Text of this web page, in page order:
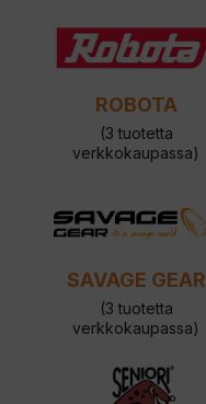
ROBOTA
(3 tuotetta
verkkokaupassa)
SAVAGE GEAR
(3 tuotetta
verkkokaupassa)